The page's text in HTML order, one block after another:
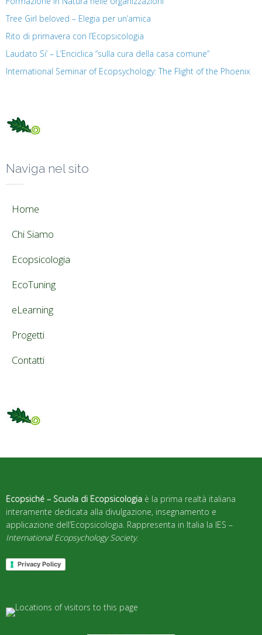
Tree Girl beloved – Elegia per un’amica
Rito di primavera con l’Ecopsicologia
Laudato Si’ – L’Enciclica “sulla cura della casa comune”
International Seminar of Ecopsychology: The Flight of the Phoenix
Naviga nel sito
Home
Chi Siamo
Ecopsicologia
EcoTuning
eLearning
Progetti
Contatti
Ecopsiché – Scuola di Ecopsicologia è la prima realtà italiana
interamente dedicata alla divulgazione, insegnamento e
applicazione dell’Ecopsicologia. Rappresenta in Italia la IES –
International Ecopsychology Society.
Privacy Policy